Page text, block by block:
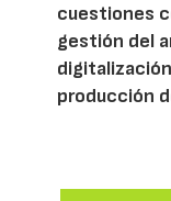
cuestiones
gestión del
producción